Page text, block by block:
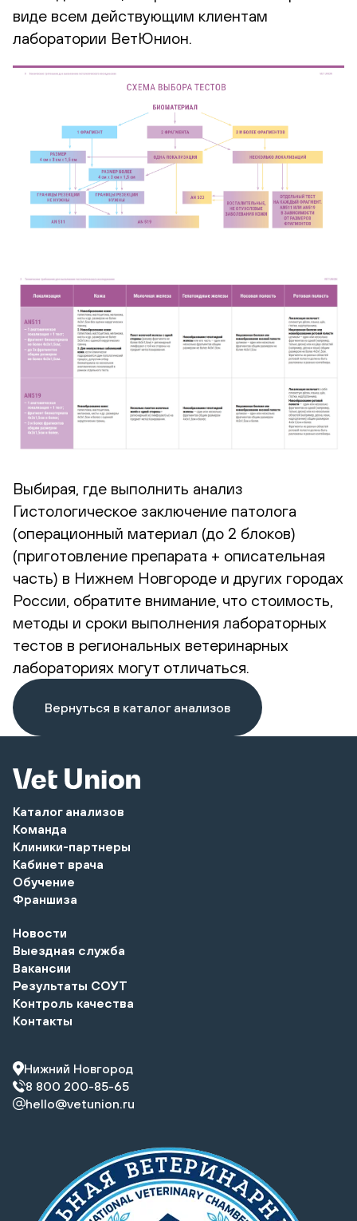
виде всем действующим клиентам
лаборатории ВетЮнион.
Выбирая, где выполнить анализ
Гистологическое заключение патолога
(операционный материал (до 2 блоков)
(приготовление препарата + описательная
часть) в Нижнем Новгороде и других городах
России, обратите внимание, что стоимость,
методы и сроки выполнения лабораторных
тестов в региональных ветеринарных
лабораториях могут отличаться.
Вернуться в каталог анализов
Каталог анализов
Команда
Клиники-партнеры
Кабинет врача
Обучение
Франшиза
Новости
Выездная служба
Вакансии
Результаты СОУТ
Контроль качества
Контакты
Нижний Новгород
8 800 200-85-65
hello@vetunion.ru